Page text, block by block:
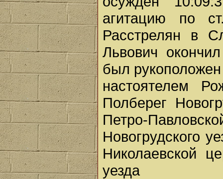
агитацию по
Расстрелян в
Львович
был
настоятелем
Полберег
Петро-
Новогрудского
Николаевской
уезда